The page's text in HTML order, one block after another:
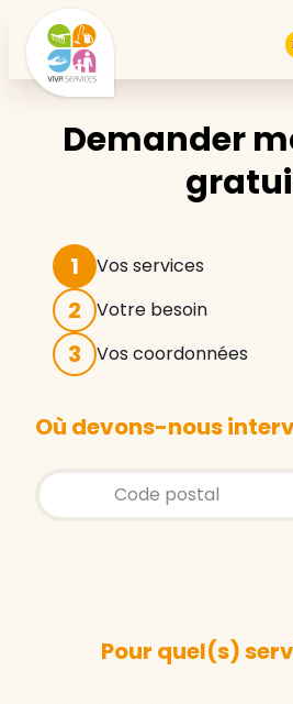
Demander
1 Vos services
2 Votre besoin
3 Vos coordonnées
Où devons-nous
Store locator global -
Rechercher
Pour quel(s)